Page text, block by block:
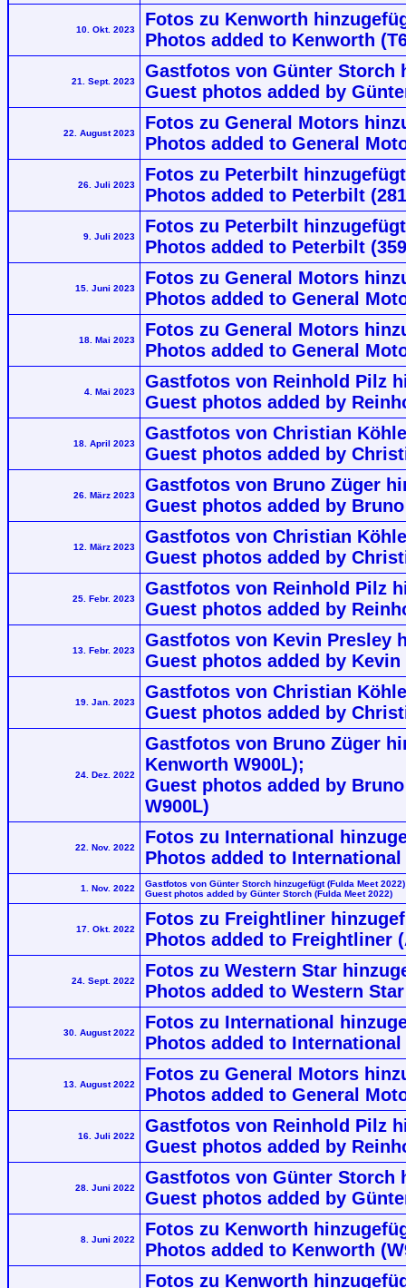
10. Okt. 2023
Fotos zu Kenworth
Photos added to Kenworth
21. Sept. 2023
Gastfotos von Günter Storch
Guest photos added by
22. August 2023
Fotos zu General Motors
Photos added to General
26. Juli 2023
Fotos zu Peterbilt
Photos added to Peterbilt
9. Juli 2023
Fotos zu Peterbilt
Photos added to Peterbilt
15. Juni 2023
Fotos zu General Motors
Photos added to General
18. Mai 2023
Fotos zu General Motors
Photos added to General
4. Mai 2023
Gastfotos von Reinhold Pilz
Guest photos added by
18. April 2023
Gastfotos von Christian
Guest photos added by
26. März 2023
Gastfotos von Bruno Züger
Guest photos added by
12. März 2023
Gastfotos von Christian
Guest photos added by
25. Febr. 2023
Gastfotos von Reinhold Pilz
Guest photos added by
13. Febr. 2023
Gastfotos von Kevin Presley
Guest photos added by
19. Jan. 2023
Gastfotos von Christian
Guest photos added by
24. Dez. 2022
Gastfotos von Bruno Züger
Kenworth W900L);
Guest photos added by
W900L)
22. Nov. 2022
Fotos zu International
Photos added to
1. Nov. 2022
Gastfotos von Günter Storch hinzugefügt (Fulda Meet
Guest photos added by Günter Storch (Fulda Meet 2022)
17. Okt. 2022
Fotos zu Freightliner
Photos added to Freightliner
24. Sept. 2022
Fotos zu Western Star
Photos added to Western
30. August 2022
Fotos zu International
Photos added to International
13. August 2022
Fotos zu General Motors
Photos added to General
16. Juli 2022
Gastfotos von Reinhold Pilz
Guest photos added by
28. Juni 2022
Gastfotos von Günter Storch
Guest photos added by
8. Juni 2022
Fotos zu Kenworth
Photos added to Kenworth
Fotos zu Kenworth